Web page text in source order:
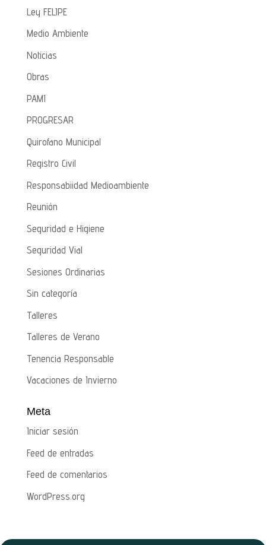
Ley FELIPE
Medio Ambiente
Noticias
Obras
PAMI
PROGRESAR
Quirofano Municipal
Registro Civil
Responsabiidad Medioambiente
Reunión
Seguridad e Higiene
Seguridad Vial
Sesiones Ordinarias
Sin categoría
Talleres
Talleres de Verano
Tenencia Responsable
Vacaciones de Invierno
Meta
Iniciar sesión
Feed de entradas
Feed de comentarios
WordPress.org